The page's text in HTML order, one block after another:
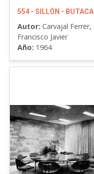
554 - SILLÓN - BUTACA
Autor: Carvajal Ferrer,
Francisco Javier
Año: 1964